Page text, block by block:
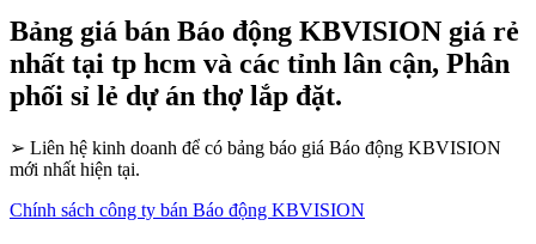
Bảng giá bán Báo động KBVISION giá rẻ
nhất tại tp hcm và các tỉnh lân cận, Phân
phối sỉ lẻ dự án thợ lắp đặt.
➢ Liên hệ kinh doanh để có bảng báo giá Báo động KBVISION
mới nhất hiện tại.
Chính sách công ty bán Báo động KBVISION